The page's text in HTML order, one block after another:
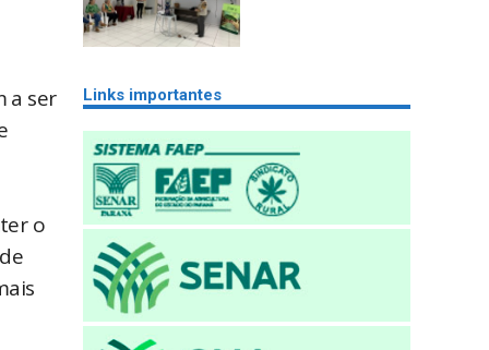
a ser
o
Links importantes